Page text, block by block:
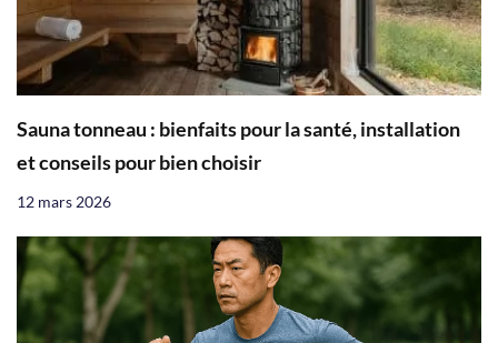
Sauna tonneau : bienfaits pour la santé, installation
et conseils pour bien choisir
12 mars 2026